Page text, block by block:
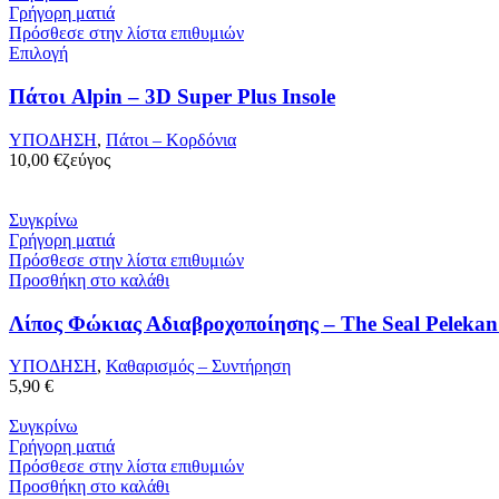
Γρήγορη ματιά
Πρόσθεσε στην λίστα επιθυμιών
Επιλογή
Πάτοι Alpin – 3D Super Plus Insole
ΥΠΟΔΗΣΗ, Πάτοι – Κορδόνια
10,00 €ζεύγος
Συγκρίνω
Γρήγορη ματιά
Πρόσθεσε στην λίστα επιθυμιών
Προσθήκη στο καλάθι
Λίπος Φώκιας Αδιαβροχοποίησης – The Seal
ΥΠΟΔΗΣΗ, Καθαρισμός – Συντήρηση
5,90 €
Συγκρίνω
Γρήγορη ματιά
Πρόσθεσε στην λίστα επιθυμιών
Προσθήκη στο καλάθι